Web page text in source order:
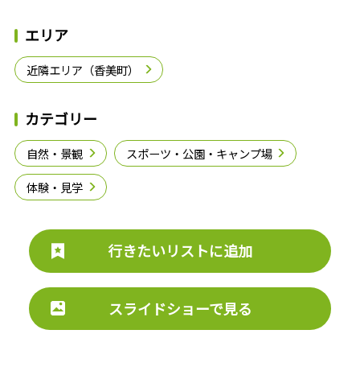
エリア
近隣エリア（香美町）
カテゴリー
自然・景観 スポーツ・公園・キャンプ場
体験・見学
行きたいリストに追加
スライドショーで見る